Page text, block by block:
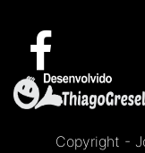
Copyright -